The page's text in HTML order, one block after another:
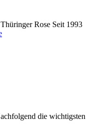
Rose Seit 1993
die wichtigsten